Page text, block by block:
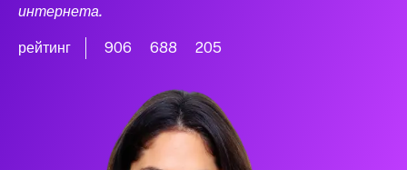
интернета.
рейтинг 906 688 205